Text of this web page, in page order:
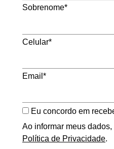
Sobrenome*
Celular*
Email*
Eu concordo em
Ao informar meus
Política de Privacidade.